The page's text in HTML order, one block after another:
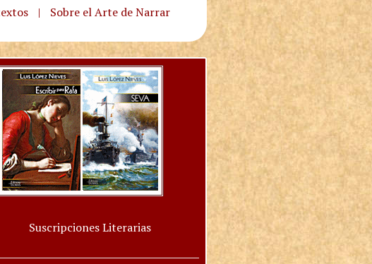
| Sobre el Arte de Narrar
Suscripciones Literarias